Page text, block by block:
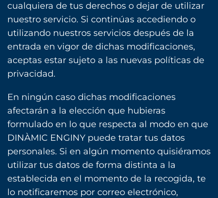
cualquiera de tus derechos o dejar de utilizar
nuestro servicio. Si continúas accediendo o
utilizando nuestros servicios después de la
entrada en vigor de dichas modificaciones,
aceptas estar sujeto a las nuevas políticas de
privacidad.
En ningún caso dichas modificaciones
afectarán a la elección que hubieras
formulado en lo que respecta al modo en que
DINÀMIC ENGINY puede tratar tus datos
personales. Si en algún momento quisiéramos
utilizar tus datos de forma distinta a la
establecida en el momento de la recogida, te
lo notificaremos por correo electrónico,